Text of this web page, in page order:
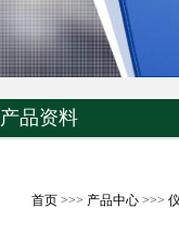
产品资料
首页>>> 产品中心>>>